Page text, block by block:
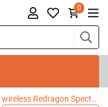
0
Casti gaming Bluetooth cu fir si wireless Redragon Spectra Pro albe